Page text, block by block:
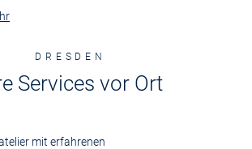
DRESDEN
Services vor Ort
mit erfahrenen